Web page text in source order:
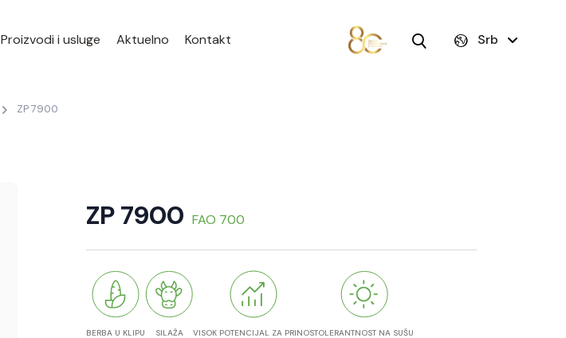
Proizvodi i usluge Aktuelno Kontakt Srb
ZP 7900
ZP 7900 FAO 700
BERBA U KLIPU SILAŽA VISOK POTENCIJAL ZA PRINOSTOLERANTNOST NA SUŠU